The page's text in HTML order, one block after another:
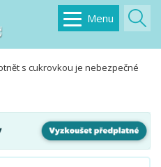
Menu
s cukrovkou je nebezpečné